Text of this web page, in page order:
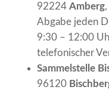
92224 Amberg
Abgabe jeden
9:30 – 12:00
telefonischer
Sammelstelle
96120